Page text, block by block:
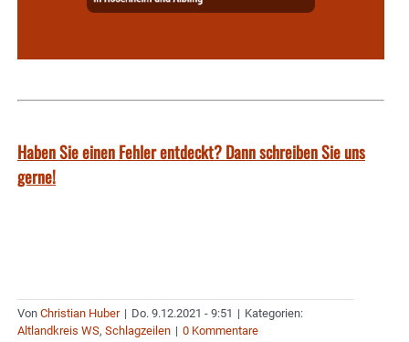
Haben Sie einen Fehler entdeckt? Dann schreiben Sie uns
gerne!
Von Christian Huber | Do. 9.12.2021 - 9:51 | Kategorien:
Altlandkreis WS, Schlagzeilen | 0 Kommentare